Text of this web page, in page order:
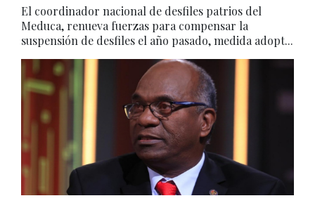
El coordinador nacional de desfiles patrios del
Meduca, renueva fuerzas para compensar la
suspensión de desfiles el año pasado, medida adopt...